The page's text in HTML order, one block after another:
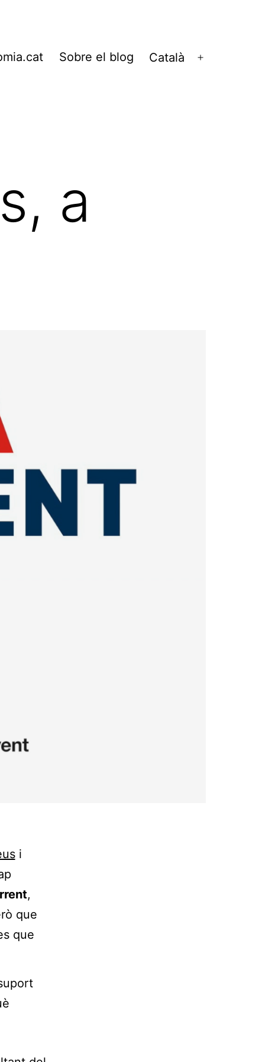
Sobre el blog Català
a
i
,
que
que